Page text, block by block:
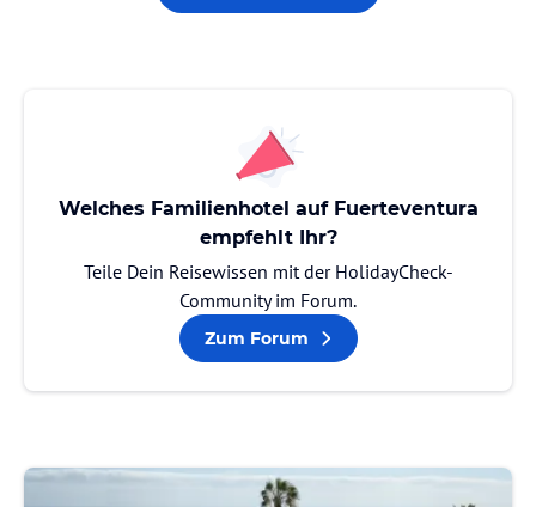
Welches Familienhotel auf Fuerteventura
empfehlt Ihr?
Teile Dein Reisewissen mit der HolidayCheck-
Community im Forum.
Zum Forum